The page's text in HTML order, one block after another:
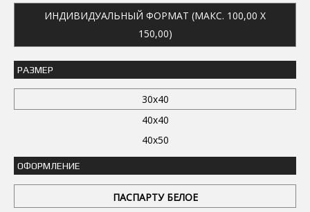
ИНДИВИДУАЛЬНЫЙ ФОРМАТ (МАКС. 100,00 X
150,00)
РАЗМЕР
30x40
40x40
40x50
ОФОРМЛЕНИЕ
ПАСПАРТУ БЕЛОЕ